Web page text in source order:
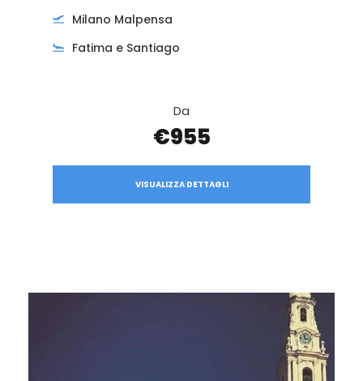
Milano Malpensa
Fatima e Santiago
Da
€955
VISUALIZZA DETTAGLI